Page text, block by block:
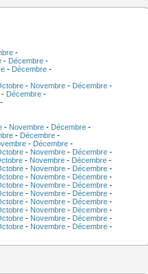
-
- Décembre-
- Décembre-
- Novembre- Décembre-
Décembre-
- Novembre- Décembre-
- Décembre-
- Décembre-
- Novembre- Décembre-
- Novembre- Décembre-
- Novembre- Décembre-
- Novembre- Décembre-
- Novembre- Décembre-
- Novembre- Décembre-
- Novembre- Décembre-
- Novembre- Décembre-
- Novembre- Décembre-
- Novembre- Décembre-